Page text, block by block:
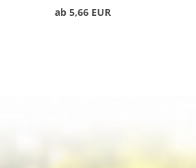
ab 5,66 EUR